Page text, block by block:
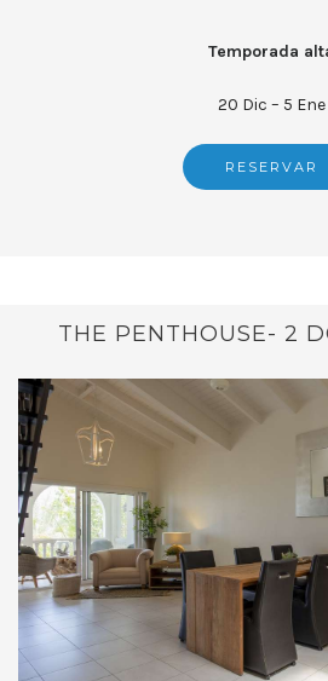
Temporada
20 Dic – 5 Ene
RESERVAR
THE PENTHOUSE- 2